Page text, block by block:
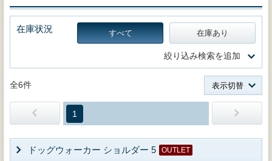
在庫状況 すべて 在庫あり
絞り込み検索を追加
全6件 表示切替
1
ドッグウォーカー ショルダー 5 OUTLET